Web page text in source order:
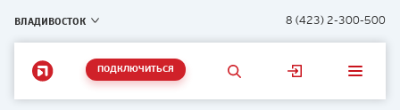
ВЛАДИВОСТОК 8 (423) 2-300-500
ПОДКЛЮЧИТЬСЯ